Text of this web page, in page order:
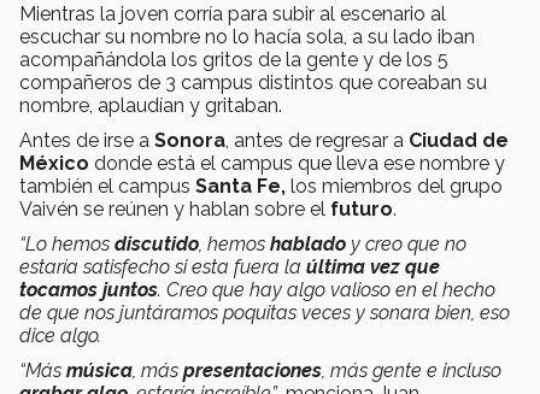
Mientras la joven corría para subir al escenario al
escuchar su nombre no lo hacía sola, a su lado iban
acompañándola los gritos de la gente y de los 5
compañeros de 3 campus distintos que coreaban su
nombre, aplaudían y gritaban.
Antes de irse a Sonora, antes de regresar a Ciudad de
México donde está el campus que lleva ese nombre y
también el campus Santa Fe, los miembros del grupo
Vaivén se reúnen y hablan sobre el futuro.
“Lo hemos discutido, hemos hablado y creo que no
estaría satisfecho si esta fuera la última vez que
tocamos juntos. Creo que hay algo valioso en el hecho
de que nos juntáramos poquitas veces y sonara bien, eso
dice algo.
“Más música, más presentaciones, más gente e incluso